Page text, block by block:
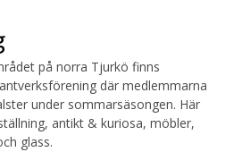
på norra Tjurkö finns
där medlemmarna
under sommarsäsongen. Här
antikt & kuriosa, möbler,
glass.